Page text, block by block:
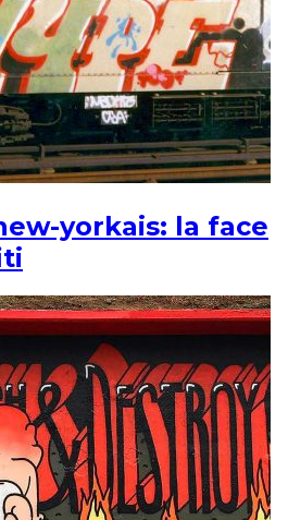
yorkais: la face